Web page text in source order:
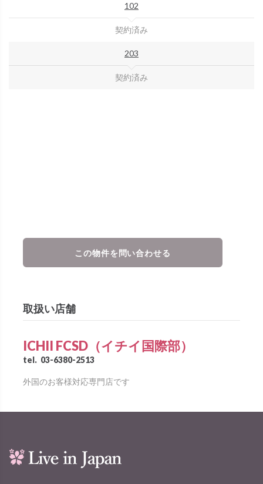
102
契約済み
203
契約済み
この物件を問い合わせる
取扱い店舗
ICHII FCSD（イチイ国際部）
tel. 03-6380-2513
外国のお客様対応専門店です